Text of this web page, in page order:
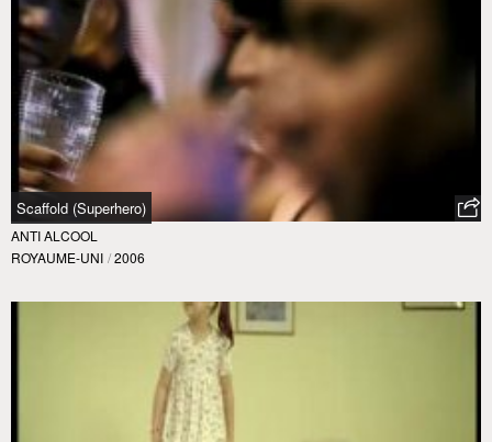
Scaffold (Superhero)
ANTI ALCOOL
ROYAUME-UNI / 2006